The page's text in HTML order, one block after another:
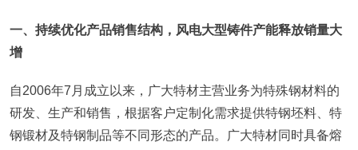
一、持续优化产品销售结构，风电大型铸件产能释放销量大
增
自2006年7月成立以来，广大特材主营业务为特殊钢材料的
研发、生产和销售，根据客户定制化需求提供特钢坯料、特
钢锻材及特钢制品等不同形态的产品。广大特材同时具备熔